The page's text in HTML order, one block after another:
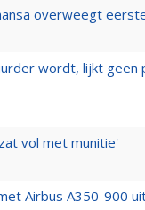
overweegt
wordt, lijkt geen
vol met munitie'
Airbus A350-900